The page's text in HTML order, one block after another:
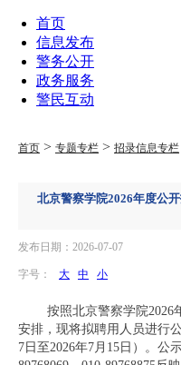
首页
信息发布
警务公开
政务服务
警民互动
首页 > 专题专栏 > 招录信息专栏
北京警察学院2026年度公
发布日期：2026-07-07
字号： 大 中 小
按照北京警察学院2026
安排，现将拟聘用人员进行
7日至2026年7月15日）。公